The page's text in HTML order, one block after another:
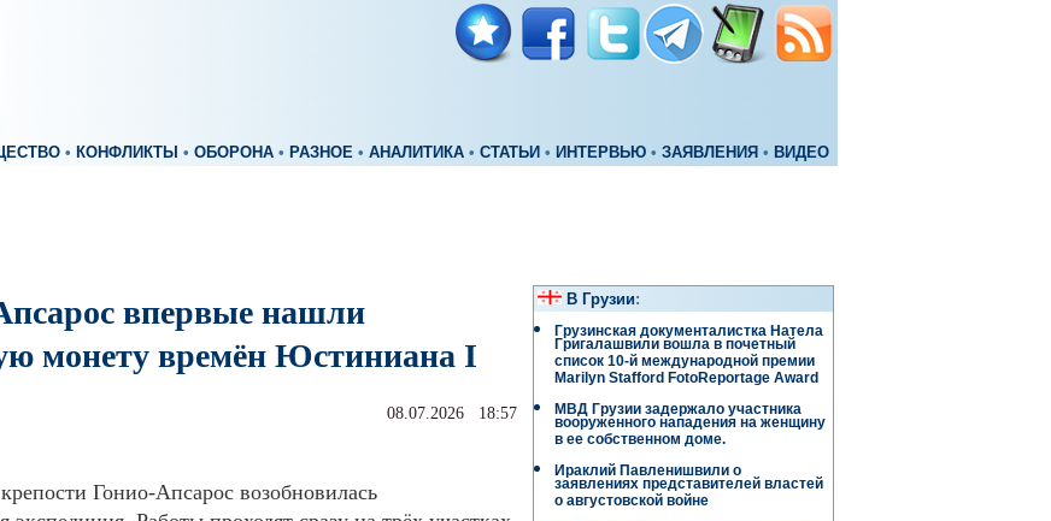
• КОНФЛИКТЫ • ОБОРОНА • РАЗНОЕ • АНАЛИТИКА • СТАТЬИ • ИНТЕРВЬЮ • ЗАЯВЛЕНИЯ • ВИДЕО
впервые нашли
монету времён Юстиниана I
08.07.2026 18:57
Гонио-Апсарос возобновилась
В Грузии:
Грузинская документалистка Натела
Григалашвили вошла в почетный
список 10-й международной премии
Marilyn Stafford FotoReportage Award
МВД Грузии задержало участника
вооруженного нападения на женщину
в ее собственном доме.
Ираклий Павленишвили о
заявлениях представителей властей
о августовской войне